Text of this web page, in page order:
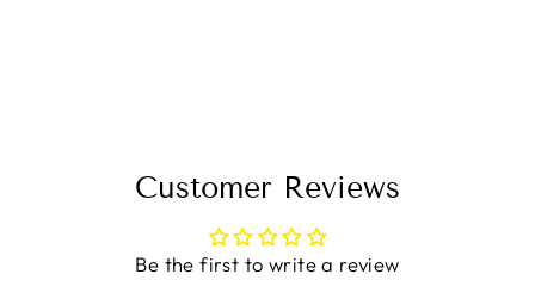
Customer Reviews
Be the first to write a review